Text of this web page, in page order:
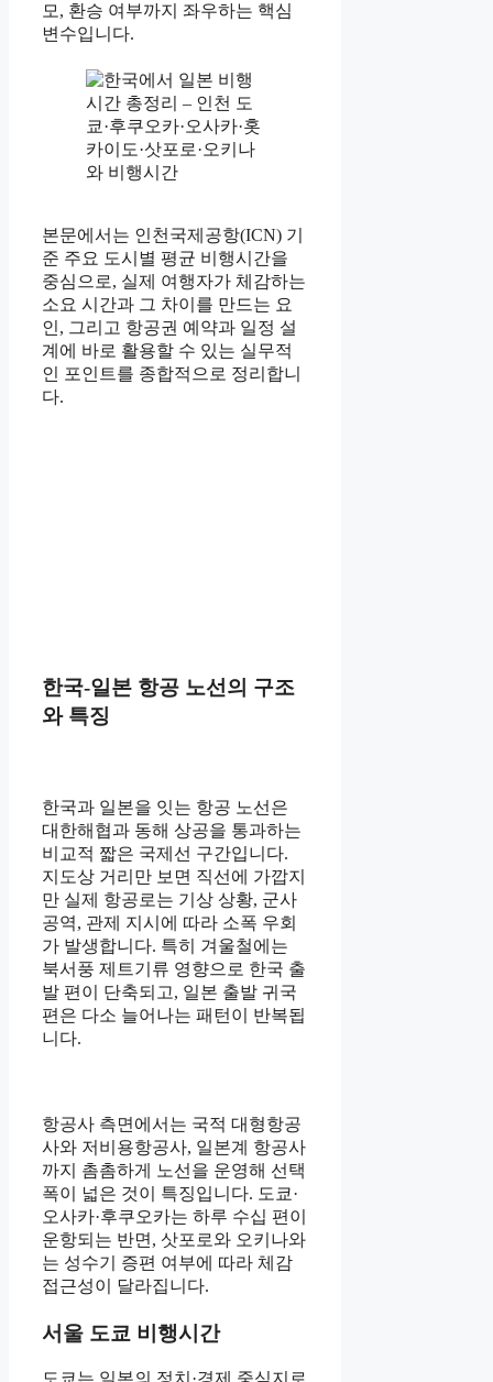
모, 환승 여부까지 좌우하는 핵심
변수입니다.
본문에서는 인천국제공항(ICN) 기
준 주요 도시별 평균 비행시간을
중심으로, 실제 여행자가 체감하는
소요 시간과 그 차이를 만드는 요
인, 그리고 항공권 예약과 일정 설
계에 바로 활용할 수 있는 실무적
인 포인트를 종합적으로 정리합니
다.
한국-일본 항공 노선의 구조
와 특징
한국과 일본을 잇는 항공 노선은
대한해협과 동해 상공을 통과하는
비교적 짧은 국제선 구간입니다.
지도상 거리만 보면 직선에 가깝지
만 실제 항공로는 기상 상황, 군사
공역, 관제 지시에 따라 소폭 우회
가 발생합니다. 특히 겨울철에는
북서풍 제트기류 영향으로 한국 출
발 편이 단축되고, 일본 출발 귀국
편은 다소 늘어나는 패턴이 반복됩
니다.
항공사 측면에서는 국적 대형항공
사와 저비용항공사, 일본계 항공사
까지 촘촘하게 노선을 운영해 선택
폭이 넓은 것이 특징입니다. 도쿄·
오사카·후쿠오카는 하루 수십 편이
운항되는 반면, 삿포로와 오키나와
는 성수기 증편 여부에 따라 체감
접근성이 달라집니다.
서울 도쿄 비행시간